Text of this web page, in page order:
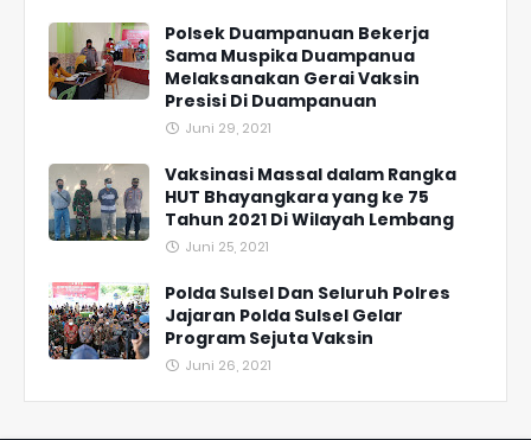
Polsek Duampanuan Bekerja
Sama Muspika Duampanua
Melaksanakan Gerai Vaksin
Presisi Di Duampanuan
Juni 29, 2021
Vaksinasi Massal dalam Rangka
HUT Bhayangkara yang ke 75
Tahun 2021 Di Wilayah Lembang
Juni 25, 2021
Polda Sulsel Dan Seluruh Polres
Jajaran Polda Sulsel Gelar
Program Sejuta Vaksin
Juni 26, 2021